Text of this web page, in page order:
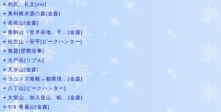
＋利尻、礼文[zio]
＋ 奥利根水源の森[金森]
＋ 高尾山[金森]
＋栗駒山（世界谷地、千...[金森]
＋松生山～笹平[ピークハンター]
＋ 無題[壁際珍事]
＋ 大戸岳[リブル]
＋天水山[金森]
＋ヨコスズ尾根→都県境...[金森]
＋ 八丁山[ピークハンター]
＋ 大室山、加入道山、畦...[金森]
＋5/4 番屋山[金森]